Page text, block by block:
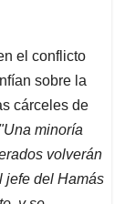
el conflicto
sobre la
cárceles de
"Una minoría
volverán
jefe del Hamás